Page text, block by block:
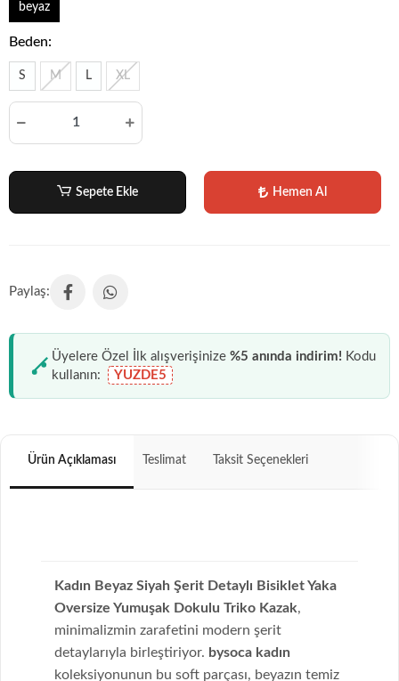
beyaz
Beden:
XL
M
S L
Sepete Ekle Hemen Al
Üyelere Özel İlk alışverişinize %5 anında indirim! Kodu
kullanın:
YUZDE5
Ürün Açıklaması Teslimat Taksit Seçenekleri
Kadın Beyaz Siyah Şerit Detaylı Bisiklet Yaka
Oversize Yumuşak Dokulu Triko Kazak,
minimalizmin zarafetini modern şerit
detaylarıyla birleştiriyor. bysoca kadın
koleksiyonunun bu soft parçası, beyazın temiz